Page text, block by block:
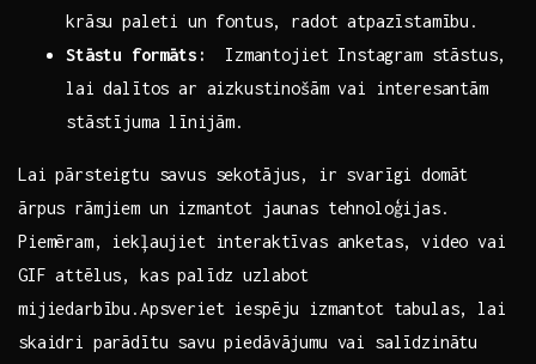
krāsu paleti un fontus, radot atpazīstamību.
Stāstu formāts:
⁤ Izmantojiet Instagram stāstus,
lai dalītos ar aizkustinošām vai interesantām
stāstījuma ⁢līnijām.
Lai pārsteigtu savus sekotājus, ir svarīgi domāt
ārpus rāmjiem un izmantot jaunas tehnoloģijas.
Piemēram, iekļaujiet interaktīvas anketas, video vai
GIF attēlus, kas palīdz uzlabot
mijiedarbību.Apsveriet iespēju izmantot ‍tabulas, lai
skaidri ‌parādītu savu piedāvājumu vai salīdzinātu